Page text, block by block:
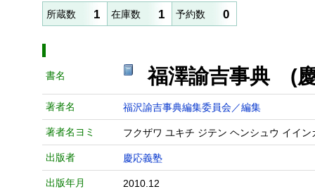
所蔵数 1 在庫数 1 予約数 0
書名 福澤諭吉事典 (
著者名 福沢諭吉事典編集委員会／編集
著者名ヨミ フクザワ ユキチ ジテン ヘンシュウ イイン
出版者 慶応義塾
出版年月 2010.12